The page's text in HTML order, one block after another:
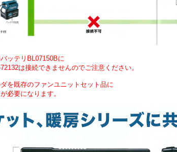
ッテリBL07150Bに
は接続できませんのでご注意ください。
を既存のファンユニットセット品に
必要になります。